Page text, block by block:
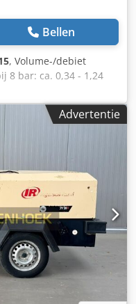
Bellen
, Volume-/debiet
8 bar: ca. 0,34 - 1,24
10/11 bar: ca. 0,34 -
0,78 m³/min Maximale
Uitrusting en
liter (onder
(milieuvriendelijk
63 - 66 dB(A)
x D x H): ca. 630 x 762
ca. 220 - 240 kg
de uitvoering)
/ 50 Hz
Advertentie